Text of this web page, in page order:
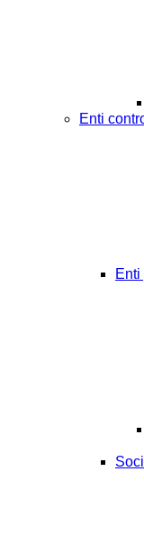
Enti